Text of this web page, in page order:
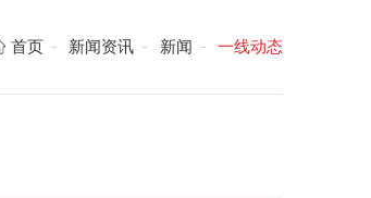
首页 新闻资讯 新闻 一线动态